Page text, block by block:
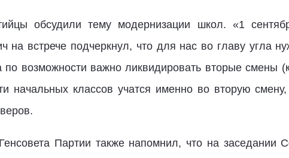
обсудили тему модернизации школ. «1
на встрече подчеркнул, что для нас во главу угла
по возможности важно ликвидировать вторые смены
начальных классов учатся именно во вторую
Партии также напомнил, что на